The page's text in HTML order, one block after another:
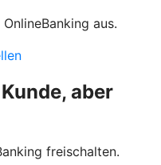
aus.
aber
freischalten.